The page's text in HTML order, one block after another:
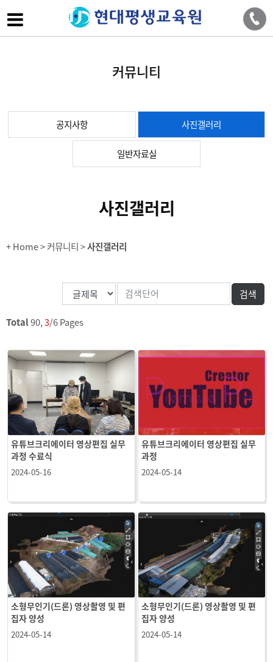
커뮤니티
공지사항 사진갤러리
일반자료실
사진갤러리
+ Home> 커뮤니티 >사진갤러리
Total90,3/6 Pages
유튜브크리에이터 영상편집 실무
과정 수료식
2024-05-16
유튜브크리에이터 영상편집 실무
과정
2024-05-14
소형무인기(드론) 영상촬영 및 편
집자 양성
2024-05-14
소형무인기(드론) 영상촬영 및 편
집자 양성
2024-05-14